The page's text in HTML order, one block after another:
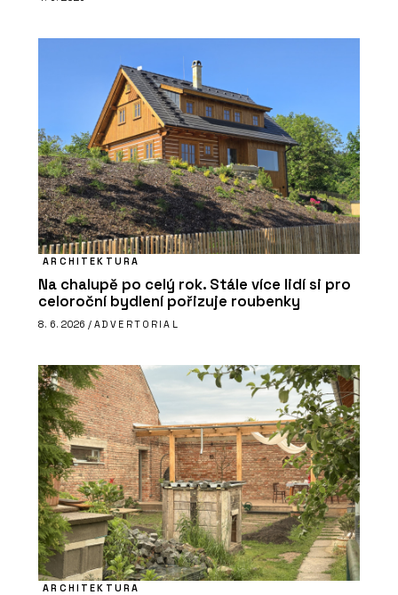
ARCHITEKTURA
Na chalupě po celý rok. Stále více lidí si pro
celoroční bydlení pořizuje roubenky
8. 6. 2026 / ADVERTORIAL
ARCHITEKTURA